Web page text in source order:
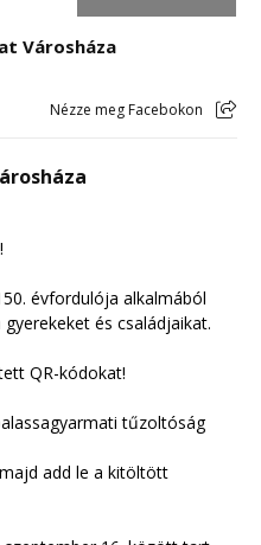
Városháza
Nézze meg Facebokon
évfordulója alkalmából
és családjaikat.
QR-kódokat!
tűzoltóság
add le a kitöltött